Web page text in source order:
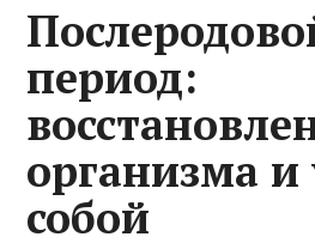
период:
организма и
собой